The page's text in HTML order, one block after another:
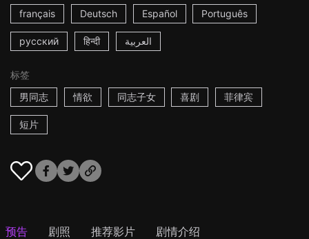
français Deutsch Español Português
русский हिन्दी العربية
标签
男同志
情欲 同志子女 喜剧 菲律宾
短片
预告 剧照 推荐影片 剧情介绍